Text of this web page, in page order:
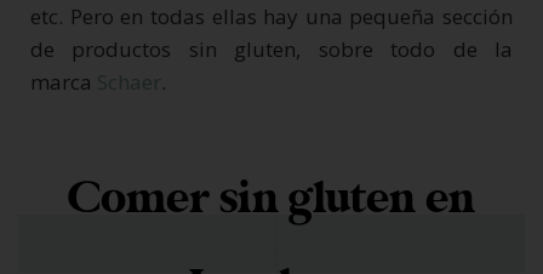
etc. Pero en todas ellas hay una pequeña sección
de productos sin gluten, sobre todo de la
marca Schaer .
Comer sin gluten en